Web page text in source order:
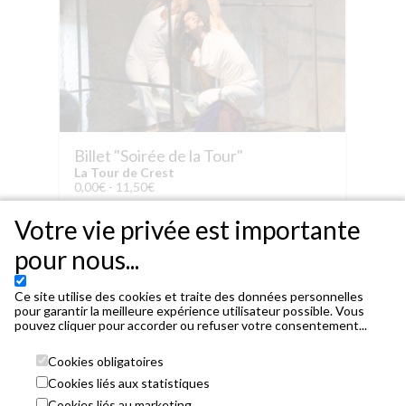
Billet "Soirée de la Tour"
La Tour de Crest
0,00€ - 11,50€
Acheter votre billet
Votre vie privée est importante
pour nous...
Ce site utilise des cookies et traite des données personnelles
pour garantir la meilleure expérience utilisateur possible. Vous
pouvez cliquer pour accorder ou refuser votre consentement...
Cookies obligatoires
Cookies liés aux statistiques